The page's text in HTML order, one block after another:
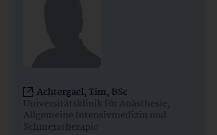
Achtergael, Tim, BSc
Universitätsklinik für Anästhesie,
Allgemeine Intensivmedizin und
Schmerztherapie